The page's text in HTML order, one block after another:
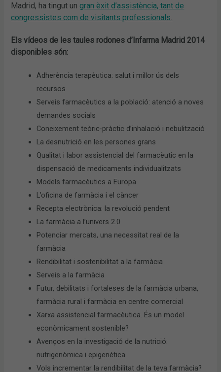
Madrid, ha tingut ungran èxit d’assistència, tant de
congressistes com de visitants professionals
Els vídeos de les taules rodones d’Infarma Madrid 2014
disponibles són:
Adherència terapèutica: salut i millor ús dels
recursos
Serveis farmacèutics a la població: atenció a noves
demandes socials
Coneixement teòric-pràctic d’inhalació i nebulització
La desnutrició en les persones grans
Qualitat i labor assistencial del farmacèutic en la
dispensació de medicaments individualitzats
Models farmacèutics a Europa
L’oficina de farmàcia i el càncer
Recepta electrònica: la revolució pendent
La farmàcia a l’univers 2.0
Potenciar mercats, una necessitat real de la
farmàcia
Rendibilitat i sostenibilitat a la farmàcia
Serveis a la farmàcia
Futur, debilitats i fortaleses de la farmàcia urbana,
farmàcia rural i farmàcia en centre comercial
Xarxa assistencial farmacèutica. És un model
econòmicament sostenible?
Avenços en la investigació de la nutrició:
nutrigenòmica i epigenètica
Vols incrementar la rendibilitat de la teva farmàcia?